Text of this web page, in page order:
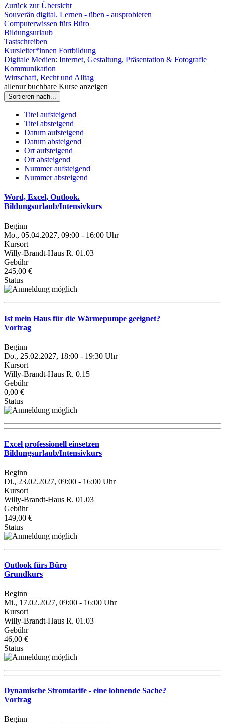
Zurück zur Übersicht
Souverän digital. Lernen - üben - ausprobieren
Computerwissen fürs Büro
Bildungsurlaub
Tastschreiben
Kursleiter*innen Fortbildung
Digitale Medien: Internet, Gestaltung, Präsentation & Fotografie
Kommunikation
Wirtschaft, Recht und Alltag
allenur buchbare Kurse anzeigen
Sortieren nach...
Titel aufsteigend
Titel absteigend
Datum aufsteigend
Datum absteigend
Ort aufsteigend
Ort absteigend
Nummer aufsteigend
Nummer absteigend
Word, Excel, Outlook.
Bildungsurlaub/Intensivkurs
Beginn
Mo., 05.04.2027, 09:00 - 16:00 Uhr
Kursort
Willy-Brandt-Haus R. 01.03
Gebühr
245,00 €
Status
Ist mein Haus für die Wärmepumpe geeignet?
Vortrag
Beginn
Do., 25.02.2027, 18:00 - 19:30 Uhr
Kursort
Willy-Brandt-Haus R. 0.15
Gebühr
0,00 €
Status
Excel professionell einsetzen
Bildungsurlaub/Intensivkurs
Beginn
Di., 23.02.2027, 09:00 - 16:00 Uhr
Kursort
Willy-Brandt-Haus R. 01.03
Gebühr
149,00 €
Status
Outlook fürs Büro
Grundkurs
Beginn
Mi., 17.02.2027, 09:00 - 16:00 Uhr
Kursort
Willy-Brandt-Haus R. 01.03
Gebühr
46,00 €
Status
Dynamische Stromtarife - eine lohnende Sache?
Vortrag
Beginn